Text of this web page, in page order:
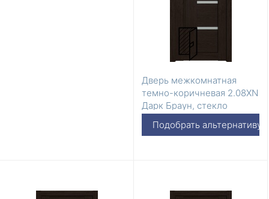
Дверь межкомнатная
темно-коричневая 2.08XN
Дарк Браун, стекло
Подобрать альтернативу